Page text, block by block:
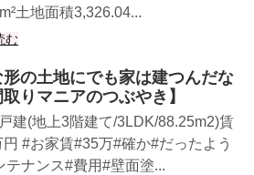
土地面積3,326.04...
む
形の土地にでも家は建つんだな
りマニアのつぶやき】
建(地上3階建て/3LDK/88.25m2)賃
#お家賃#35万#確か#だったよう
テナンス#費用#壁面塗...